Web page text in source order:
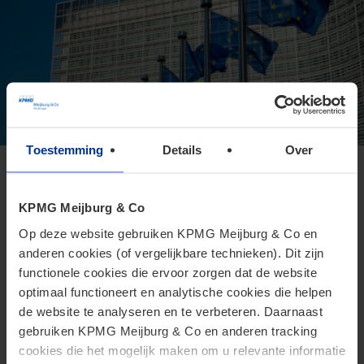
Toestemming Details Over
KPMG Meijburg & Co
Op deze website gebruiken KPMG Meijburg & Co en
anderen cookies (of vergelijkbare technieken). Dit zijn
functionele cookies die ervoor zorgen dat de website
optimaal functioneert en analytische cookies die helpen
de website te analyseren en te verbeteren. Daarnaast
gebruiken KPMG Meijburg & Co en anderen tracking
cookies die het mogelijk maken om u relevante informatie
voorstel voor Direct Tax Omnibus
24 juni 2026
Het Omnibusvoorstel is een ambitieus richtlijnvoorstel dat
beoogt administratieve versoepelingen en
lastenverlichtingen te introduceren voor belastingplichtigen.